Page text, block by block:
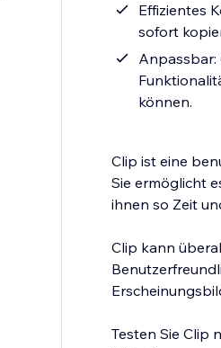
Effizientes
sofort
Anpassbar:
können.
Clip ist eine
Sie ermöglicht
ihnen so Zeit
Clip kann
Testen Sie Clip